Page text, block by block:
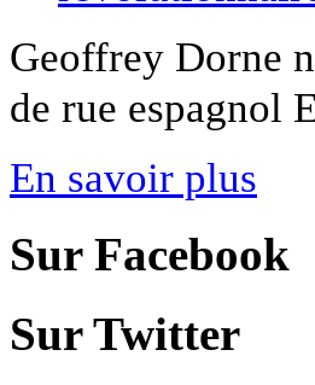
Geoffrey Dorne
de rue espagnol
En savoir plus
Sur Facebook
Sur Twitter